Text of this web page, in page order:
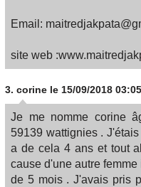
Email:
site web
3. corine le 15/09/2018 03:05
Je me nomme corine
59139 wattignies .
a de cela 4 ans et tout
cause d'une autre
de 5 mois . J'avais pris